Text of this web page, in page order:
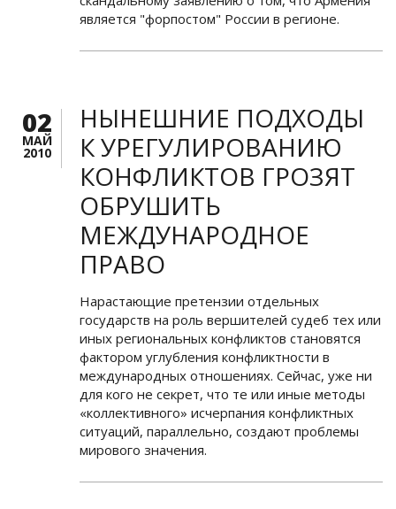
является "форпостом" России в регионе.
02
МАЙ
2010
НЫНЕШНИЕ ПОДХОДЫ
К УРЕГУЛИРОВАНИЮ
КОНФЛИКТОВ ГРОЗЯТ
ОБРУШИТЬ
МЕЖДУНАРОДНОЕ
ПРАВО
Нарастающие претензии отдельных
государств на роль вершителей судеб тех или
иных региональных конфликтов становятся
фактором углубления конфликтности в
международных отношениях. Сейчас, уже ни
для кого не секрет, что те или иные методы
«коллективного» исчерпания конфликтных
ситуаций, параллельно, создают проблемы
мирового значения.